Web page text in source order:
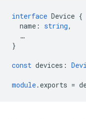
interface Device {
name : string,
…
}
const devices :
module.exports =